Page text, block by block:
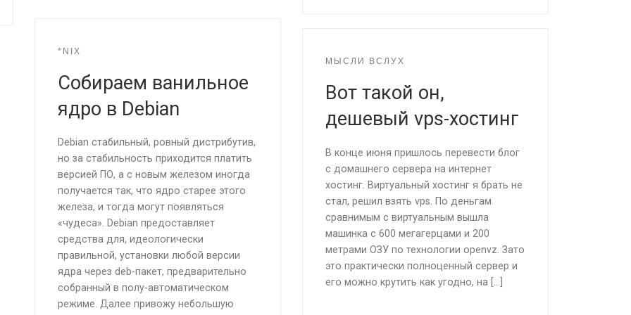
*NIX
Собираем ванильное
ядро в Debian
Debian стабильный, ровный дистрибутив,
но за стабильность приходится платить
версией ПО, а с новым железом иногда
получается так, что ядро старее этого
железа, и тогда могут появляться
«чудеса». Debian предоставляет
средства для, идеологически
правильной, установки любой версии
ядра через deb-пакет, предварительно
собранный в полу-автоматическом
режиме. Далее привожу небольшую
МЫСЛИ ВСЛУХ
Вот такой он,
дешевый vps-хостинг
В конце июня пришлось перевести блог
с домашнего сервера на интернет
хостинг. Виртуальный хостинг я брать не
стал, решил взять vps. По деньгам
сравнимым с виртуальным вышла
машинка с 600 мегагерцами и 200
метрами ОЗУ по технологии openvz. Зато
это практически полноценный сервер и
его можно крутить как угодно, на […]